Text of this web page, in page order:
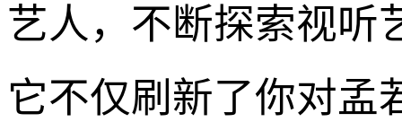
艺人，不断探索视听
它不仅刷新了你对孟